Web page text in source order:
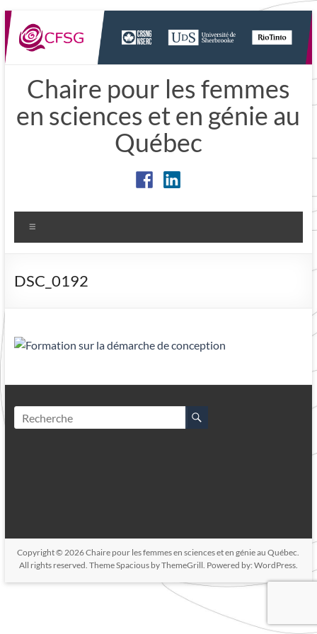
Aller
au
contenu
Chaire pour les femmes
en sciences et en génie au
Québec
DSC_0192
Copyright © 2026Chaire pour les femmes en sciences et en génie au Québec.
All rights reserved. ThemeSpaciousby ThemeGrill. Powered by: WordPress.